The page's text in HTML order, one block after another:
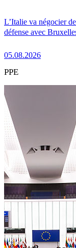
L’Italie va négocier
défense avec
05.08.2026
PPE